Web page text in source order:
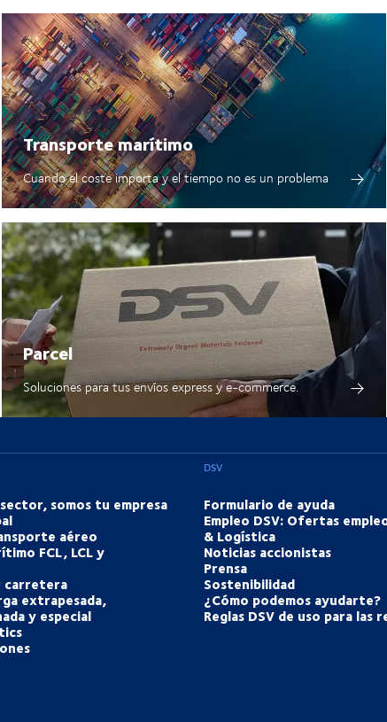
Transporte marítimo
Cuando el coste importa y el tiempo no es un problema
Parcel
Soluciones para tus envíos express y e-commerce.
somos tu empresa
aéreo
FCL, LCL y
carretera
extrapesada,
y especial
DSV
Formulario de ayuda
Empleo DSV: Ofertas
& Logística
Noticias accionistas
Prensa
Sostenibilidad
¿Cómo podemos ayudarte?
Reglas DSV de uso para las